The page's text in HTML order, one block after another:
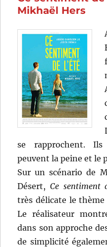
Mikhaël Hers
se rapprochent.
peuvent la peine et le
Sur un scénario de
Désert, Ce sentiment
très délicate le thème
Le réalisateur
dans son approche
de simplicité